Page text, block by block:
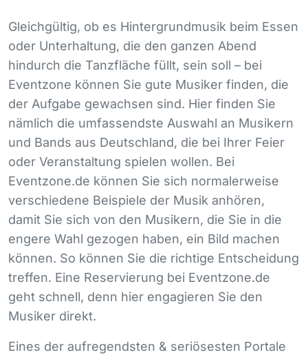
Gleichgültig, ob es Hintergrundmusik beim Essen
oder Unterhaltung, die den ganzen Abend
hindurch die Tanzfläche füllt, sein soll – bei
Eventzone können Sie gute Musiker finden, die
der Aufgabe gewachsen sind. Hier finden Sie
nämlich die umfassendste Auswahl an Musikern
und Bands aus Deutschland, die bei Ihrer Feier
oder Veranstaltung spielen wollen. Bei
Eventzone.de können Sie sich normalerweise
verschiedene Beispiele der Musik anhören,
damit Sie sich von den Musikern, die Sie in die
engere Wahl gezogen haben, ein Bild machen
können. So können Sie die richtige Entscheidung
treffen. Eine Reservierung bei Eventzone.de
geht schnell, denn hier engagieren Sie den
Musiker direkt.
Eines der aufregendsten & seriösesten Portale